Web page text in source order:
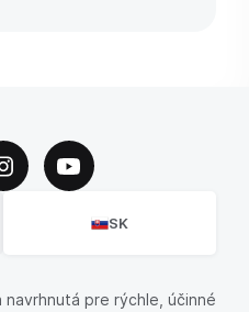
SK
pre rýchle, účinné